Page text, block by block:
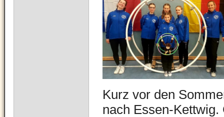
Kurz vor den
nach Essen-